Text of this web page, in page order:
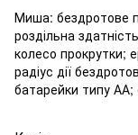
Миша: бездротове
роздільна
колесо прокрутки;
радіус дії
батарейки типу АА;